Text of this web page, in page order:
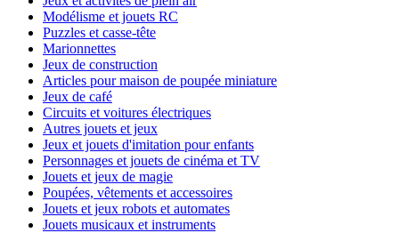
Modélisme et jouets RC
Puzzles et casse-tête
Marionnettes
Jeux de construction
Articles pour maison de poupée miniature
Jeux de café
Circuits et voitures électriques
Autres jouets et jeux
Jeux et jouets d'imitation pour enfants
Personnages et jouets de cinéma et TV
Jouets et jeux de magie
Poupées, vêtements et accessoires
Jouets et jeux robots et automates
Jouets musicaux et instruments